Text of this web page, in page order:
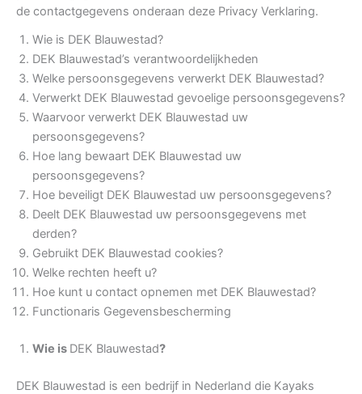
de contactgegevens onderaan deze Privacy Verklaring.
Wie is DEK Blauwestad?
DEK Blauwestad’s verantwoordelijkheden
Welke persoonsgegevens verwerkt DEK Blauwestad?
Verwerkt DEK Blauwestad gevoelige persoonsgegevens?
Waarvoor verwerkt DEK Blauwestad uw
persoonsgegevens?
Hoe lang bewaart DEK Blauwestad uw
persoonsgegevens?
Hoe beveiligt DEK Blauwestad uw persoonsgegevens?
Deelt DEK Blauwestad uw persoonsgegevens met
derden?
Gebruikt DEK Blauwestad cookies?
Welke rechten heeft u?
Hoe kunt u contact opnemen met DEK Blauwestad?
Functionaris Gegevensbescherming
Wie is DEK Blauwestad?
DEK Blauwestad is een bedrijf in Nederland die Kayaks